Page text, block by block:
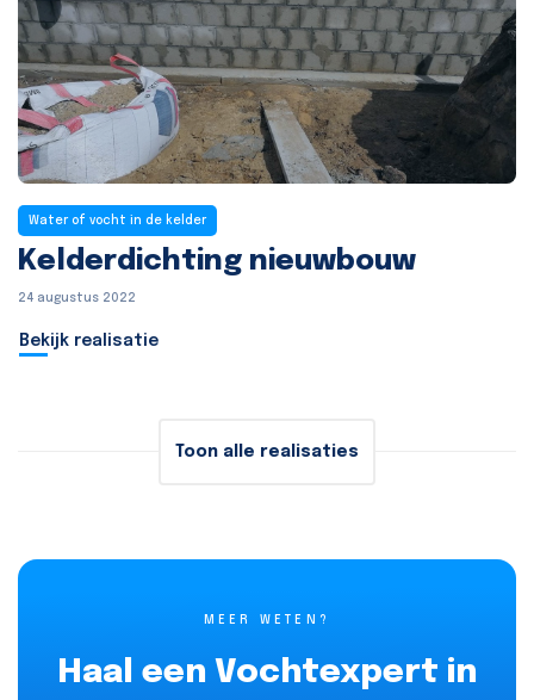
Water of vocht in de kelder
Kelderdichting nieuwbouw
24 augustus 2022
Bekijk realisatie
Toon alle realisaties
MEER WETEN?
Haal een Vochtexpert in